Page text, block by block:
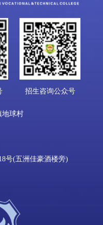
招生咨询公众号
地球村
号(五洲佳豪酒楼旁)